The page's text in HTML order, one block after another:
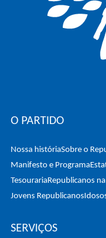
O PARTIDO
Nossa históriaSobre o
Manifesto e Programa
TesourariaRepublicanos
Jovens Republicanos
SERVIÇOS